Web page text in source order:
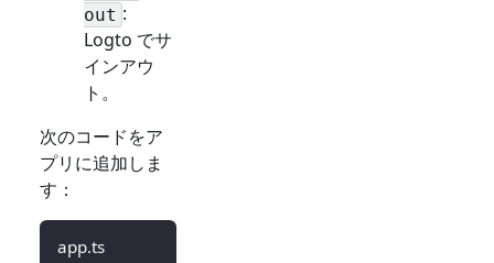
out :
Logto でサ
インアウ
ト。
次のコードをア
プリに追加しま
す：
app.ts